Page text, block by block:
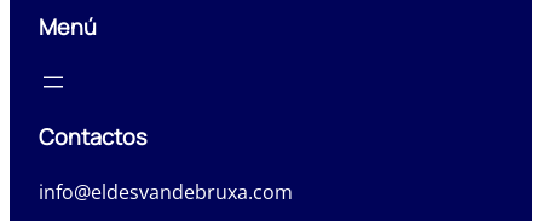
Menú
Contactos
info@eldesvandebruxa.com